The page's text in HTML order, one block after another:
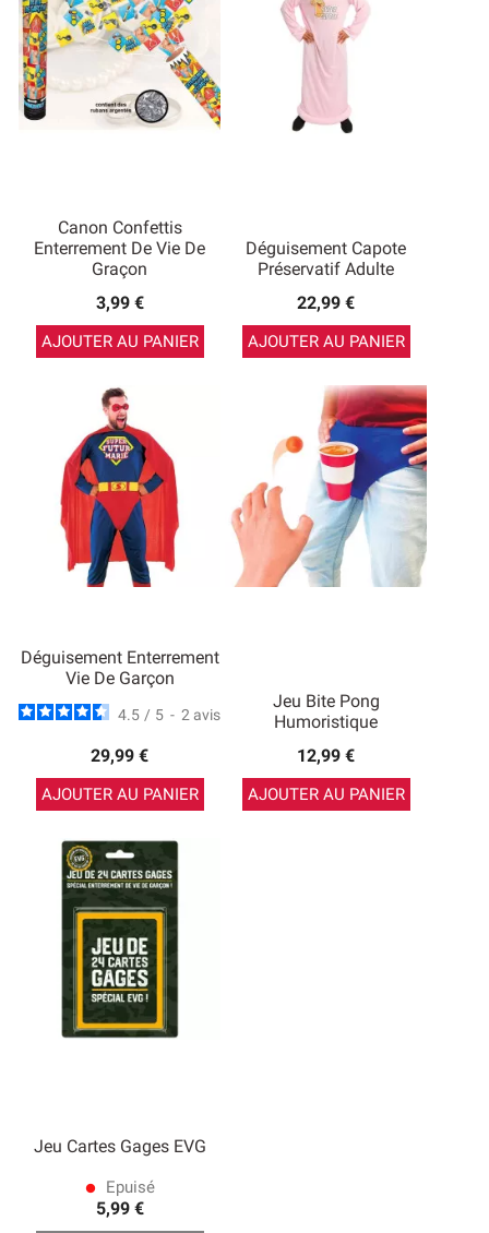
Canon Confettis
Enterrement De Vie De
Graçon
3,99 €
AJOUTER AU PANIER
Déguisement Capote
Préservatif Adulte
22,99 €
AJOUTER AU PANIER
Déguisement Enterrement
Vie De Garçon
4.5 / 5 - 2 avis
29,99 €
AJOUTER AU PANIER
Jeu Bite Pong
Humoristique
12,99 €
AJOUTER AU PANIER
Jeu Cartes Gages EVG
lens Epuisé
5,99 €